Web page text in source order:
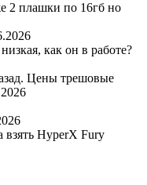
2 плашки по 16гб но
как он в работе?
Цены трешовые
взять HyperX Fury